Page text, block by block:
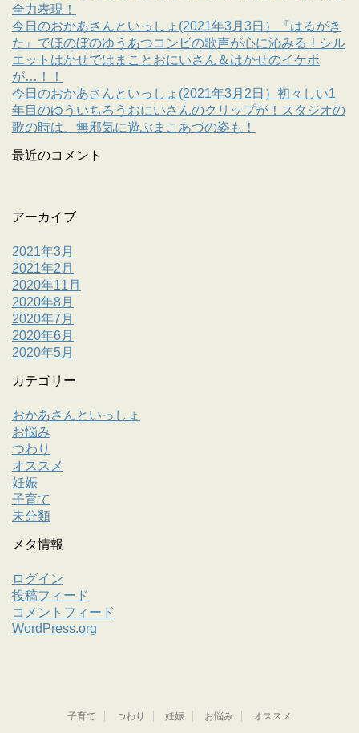
全力表現！
今日のおかあさんといっしょ(2021年3月3日）『はるがき
た』でほのぼのゆうあつコンビの歌声が心に沁みる！シル
エットはかせではまことおにいさん＆はかせのイケボ
が…！！
今日のおかあさんといっしょ(2021年3月2日）初々しい1
年目のゆういちろうおにいさんのクリップが！スタジオの
歌の時は、無邪気に遊ぶまこあづの姿も！
最近のコメント
アーカイブ
2021年3月
2021年2月
2020年11月
2020年8月
2020年7月
2020年6月
2020年5月
カテゴリー
おかあさんといっしょ
お悩み
つわり
オススメ
妊娠
子育て
未分類
メタ情報
ログイン
投稿フィード
コメントフィード
WordPress.org
子育て つわり 妊娠 お悩み オススメ